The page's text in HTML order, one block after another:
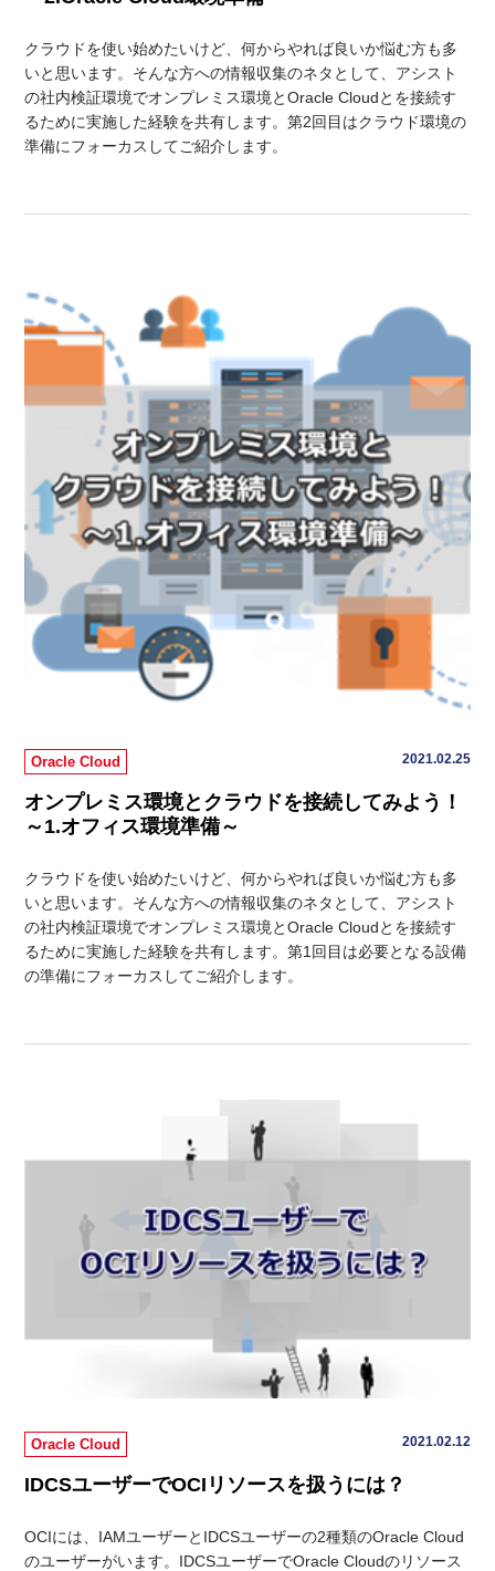
クラウドを使い始めたいけど、何からやれば良いか悩む方も多
いと思います。そんな方への情報収集のネタとして、アシスト
の社内検証環境でオンプレミス環境とOracle Cloudとを接続す
るために実施した経験を共有します。第2回目はクラウド環境の
準備にフォーカスしてご紹介します。
Oracle Cloud 2021.02.25
オンプレミス環境とクラウドを接続してみよう！
～1.オフィス環境準備～
クラウドを使い始めたいけど、何からやれば良いか悩む方も多
いと思います。そんな方への情報収集のネタとして、アシスト
の社内検証環境でオンプレミス環境とOracle Cloudとを接続す
るために実施した経験を共有します。第1回目は必要となる設備
の準備にフォーカスしてご紹介します。
Oracle Cloud 2021.02.12
IDCSユーザーでOCIリソースを扱うには？
OCIには、IAMユーザーとIDCSユーザーの2種類のOracle Cloud
のユーザーがいます。IDCSユーザーでOracle Cloudのリソース